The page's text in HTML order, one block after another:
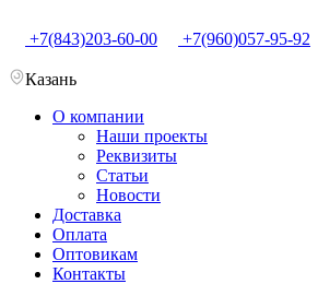
+7(843)203-60-00 +7(960)057-95-92
Казань
О компании
Наши проекты
Реквизиты
Статьи
Новости
Доставка
Оплата
Оптовикам
Контакты